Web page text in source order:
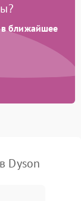
в ближайшее
Dyson